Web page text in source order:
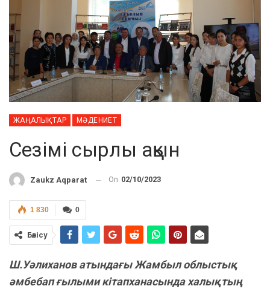
ЖАҢАЛЫҚТАР МӘДЕНИЕТ
Сезімі сырлы ақын
Zaukz Aqparat On 02/10/2023
0
1 830
Бөлісу
Ш.Уәлиханов атындағы Жамбыл облыстық
әмбебап ғылыми кітапханасында халықтың